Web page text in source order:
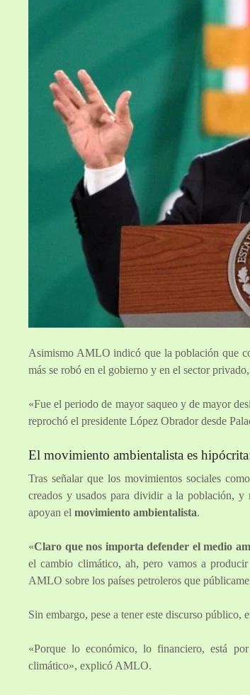
Asimismo AMLO indicó que la población que
más se robó en el gobierno y en el sector
«Fue el periodo de mayor saqueo y de mayor
reprochó el presidente López Obrador desde
El movimiento ambientalista es
Tras señalar que los movimientos sociales
creados y usados para dividir a la población, y
apoyan el movimiento ambientalista.
«Claro que nos importa defender el medio
el cambio climático, ah, pero vamos a
AMLO sobre los países petroleros que
Sin embargo, pese a tener este discurso público,
«Porque lo económico, lo financiero, está
climático», explicó AMLO.